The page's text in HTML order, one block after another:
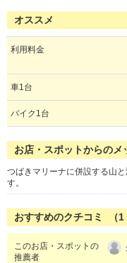
オススメ
利用料金
車1台
バイク1台
お店・スポットからのメ
つばきマリーナに併設する山
す。
おすすめのクチコミ （1
このお店・スポットの
推薦者